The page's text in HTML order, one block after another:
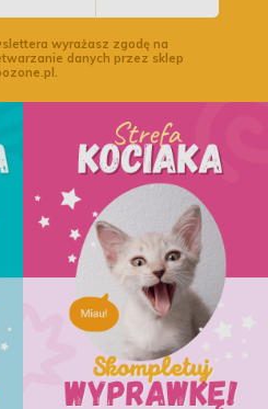
wyrażasz zgodę na
danych przez sklep